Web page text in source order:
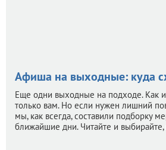
Афиша на выходные: куда
Еще одни выходные на подходе. Как
только вам. Но если нужен лишний
мы, как всегда, составили подборку
ближайшие дни. Читайте и